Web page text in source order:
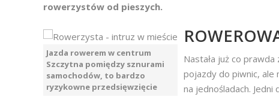
rowerzystów od pieszych.
Jazda rowerem w centrum
Szczytna pomiędzy sznurami
samochodów, to bardzo
ryzykowne przedsięwzięcie
Nastała już co
pojazdy do piwnic, ale
na jednośladach.